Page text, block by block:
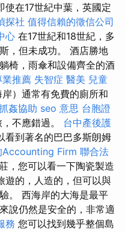
使在17世紀中葉，英國定
探社 值得信賴的徵信公司
心 在17世紀和18世紀，多
，但未成功。 酒店勝地
椅，雨傘和設備齊全的酒
業推薦 失智症 醫美 兒童
）通常有免費的廁所和
姦協助 seo 意思 台胞證
不應錯過。 台中產後護
看到著名的巴巴多斯朗姆
Accounting Firm 聯合法
，您可以看一下陶瓷製造
遊的，人造的，但可以與
。 西海岸的大海是最平
說仍然是安全的，非常適
務 您可以找到幾乎整個島